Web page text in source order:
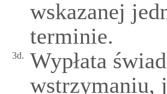
wskazanej
terminie.
3d.
Wypłata
wstrzymaniu,